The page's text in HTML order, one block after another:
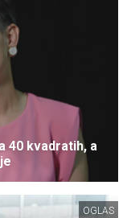
40 kvadratih, a
OGLAS